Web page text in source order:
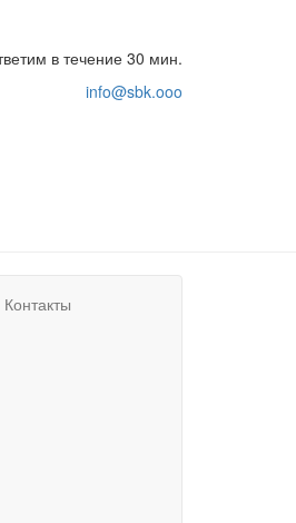
в течение 30 мин.
info@sbk.ooo
Контакты